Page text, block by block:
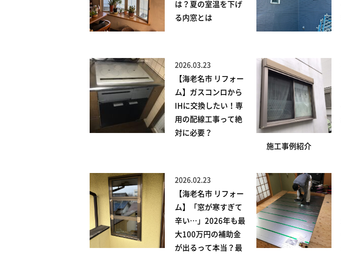
は？夏の室温を下げ
る内窓とは
2026.03.23
【海老名市 リフォー
ム】ガスコンロから
IHに交換したい！専
用の配線工事って絶
対に必要？
施工事例紹介
2026.02.23
【海老名市 リフォー
ム】「窓が寒すぎて
辛い…」2026年も最
大100万円の補助金
が出るって本当？最